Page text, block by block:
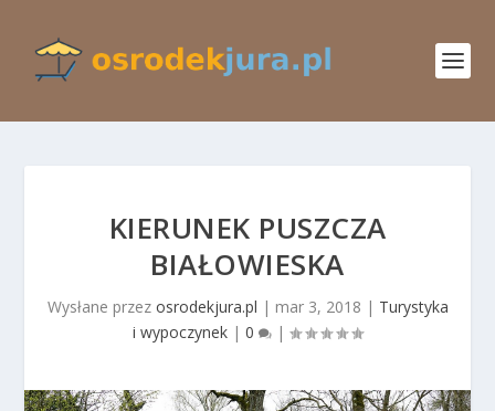
KIERUNEK PUSZCZA
BIAŁOWIESKA
Wysłane przez osrodekjura.pl | mar 3, 2018 | Turystyka
i wypoczynek | 0 |